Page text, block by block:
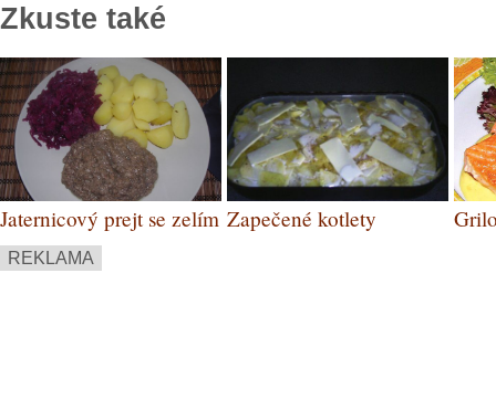
Zkuste také
Jaternicový prejt se zelím
a bramborem
Zapečené kotlety
REKLAMA